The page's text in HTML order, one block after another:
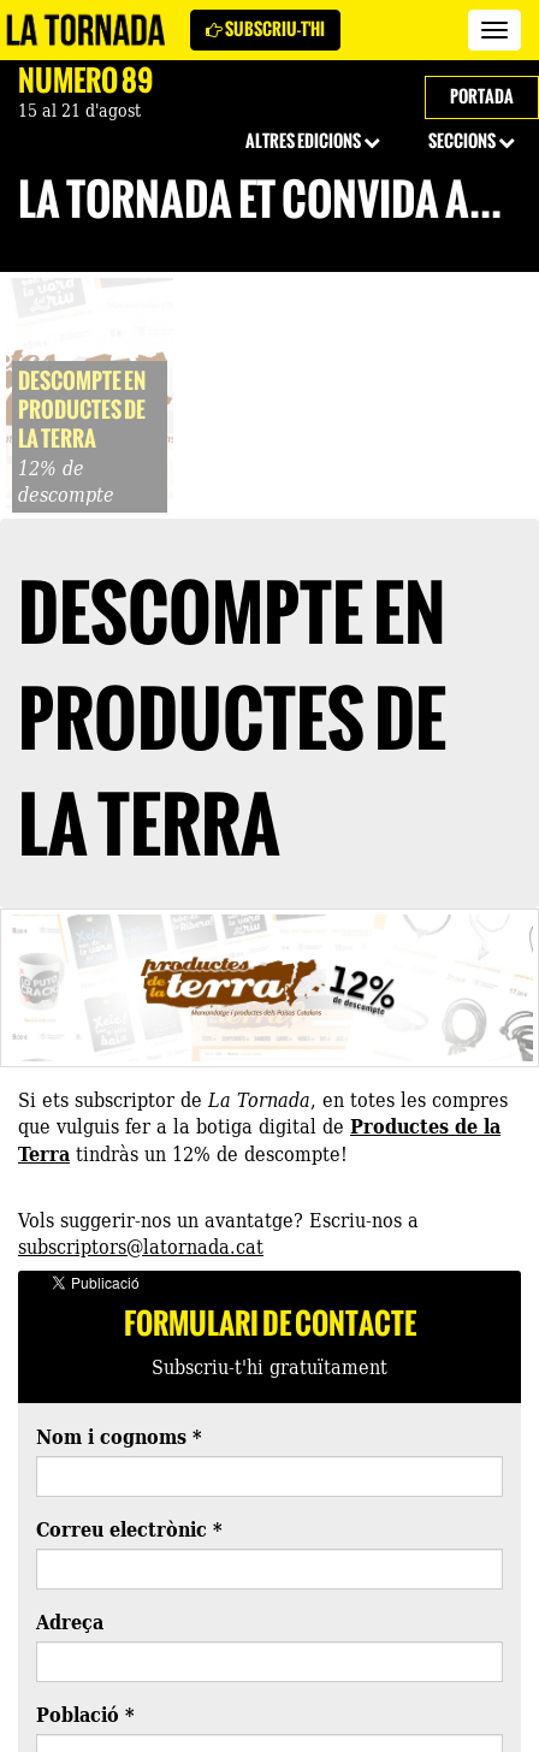
La
SUBSCRIU-T'HI
NÚMERO 89
15 al 21 d'agost
PORTADA
SECCIONS
ALTRES EDICIONS
LA TORNADA ET CONVIDA A...
DESCOMPTE EN
PRODUCTES DE
LA TERRA
12% de
descompte
DESCOMPTE EN
PRODUCTES DE
LA TERRA
Si ets subscriptor deLa Tornada, en totes les compres
que vulguis fer a la botiga digital de Productes de la
Terratindràs un 12% de descompte!
Vols suggerir-nos un avantatge? Escriu-nos a
subscriptors@latornada.cat
FORMULARI DE CONTACTE
Subscriu-t'hi gratuïtament
Nom i cognoms*
Correu electrònic *
Adreça
Població *